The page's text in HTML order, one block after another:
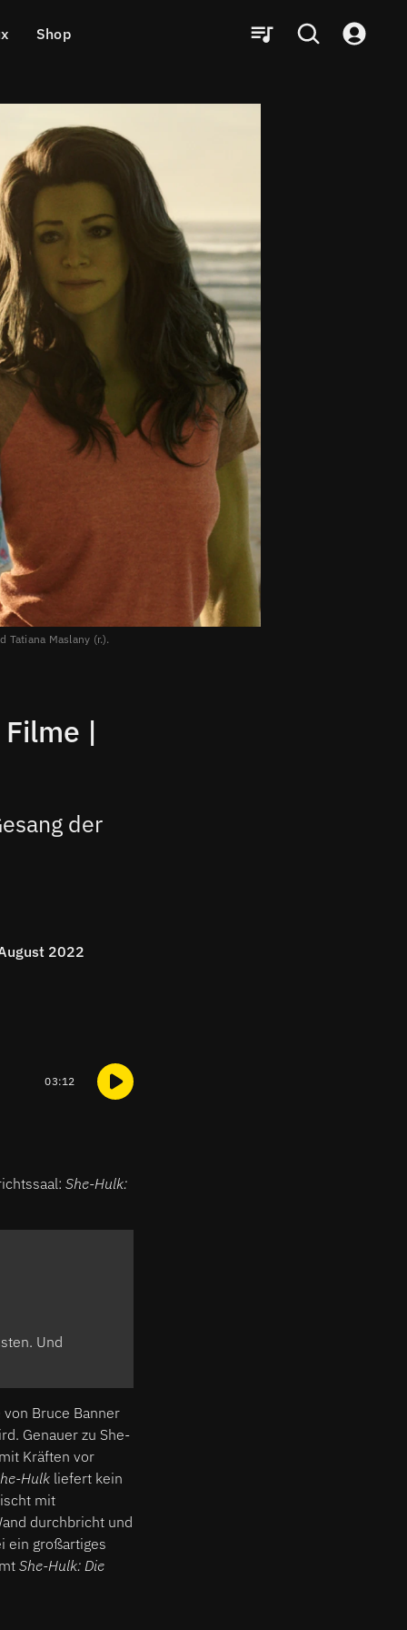
Shop
Maslany (r.).
|
der
2022
03:12
She-Hulk:
Und
Bruce Banner
Genauer zu She-
Kräften vor
Hulk liefert kein
mit
durchbricht und
ein großartiges
She-Hulk: Die